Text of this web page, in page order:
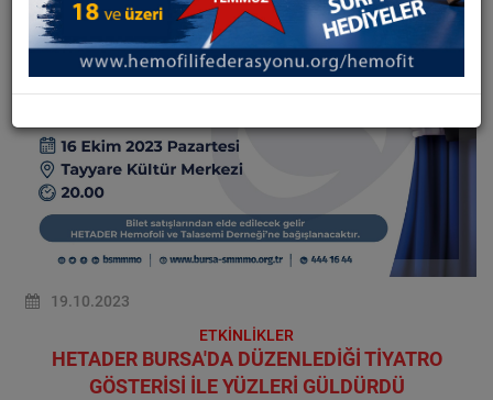
19.10.2023
ETKİNLİKLER
HETADER BURSA'DA DÜZENLEDİĞİ TİYATRO
GÖSTERİSİ İLE YÜZLERİ GÜLDÜRDÜ